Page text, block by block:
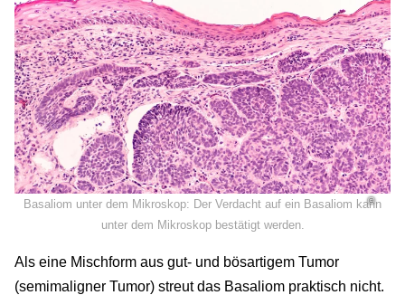
©
Basaliom unter dem Mikroskop: Der Verdacht auf ein Basaliom kann
unter dem Mikroskop bestätigt werden.
Als eine Mischform aus gut- und bösartigem Tumor
(semimaligner Tumor) streut das Basaliom praktisch nicht.